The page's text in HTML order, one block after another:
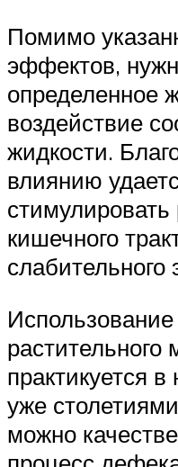
Помимо
эффектов,
определенное
воздействие
жидкости.
влиянию
кишечного
Использование
растительного
практикуется
уже
можно